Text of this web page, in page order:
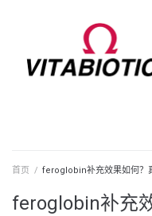
首页 / feroglobin补充效果如何？
feroglobin补充